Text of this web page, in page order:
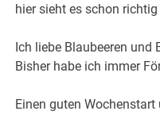
hier sieht es schon
Ich liebe Blaubeeren und
Bisher habe ich immer
Einen guten